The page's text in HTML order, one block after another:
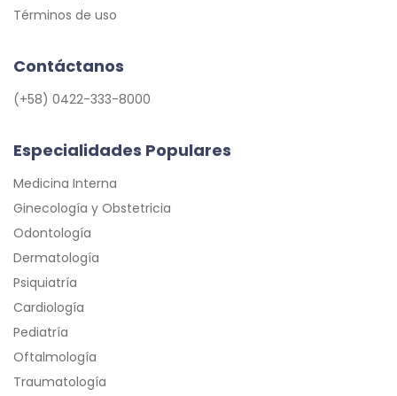
Términos de uso
Contáctanos
(+58) 0422-333-8000
Especialidades Populares
Medicina Interna
Ginecología y Obstetricia
Odontología
Dermatología
Psiquiatría
Cardiología
Pediatría
Oftalmología
Traumatología